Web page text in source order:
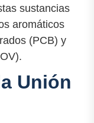
sustancias
aromáticos
(PCB) y
Unión